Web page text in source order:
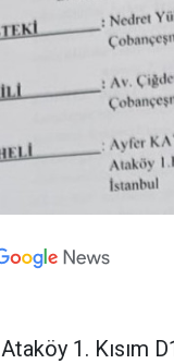
Ataköy 1. Kısım